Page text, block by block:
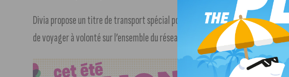
Divia propose un titre de transport spécial pour les fêtes de fin d’année. Son
de voyager à volonté sur l’ensemble du réseau bus et tram pour 1 à 5